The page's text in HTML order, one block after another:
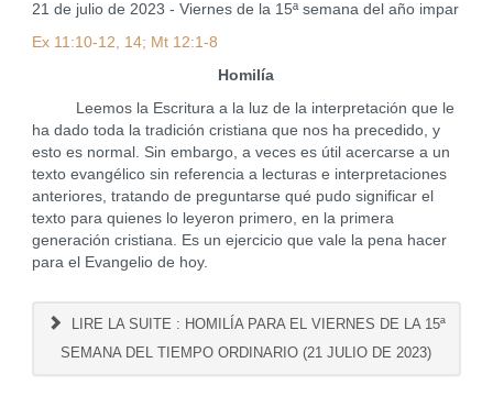
21 de julio de 2023 - Viernes de la 15ª semana del año impar
Ex 11:10-12, 14; Mt 12:1-8
Homilía
Leemos la Escritura a la luz de la interpretación que le
ha dado toda la tradición cristiana que nos ha precedido, y
esto es normal. Sin embargo, a veces es útil acercarse a un
texto evangélico sin referencia a lecturas e interpretaciones
anteriores, tratando de preguntarse qué pudo significar el
texto para quienes lo leyeron primero, en la primera
generación cristiana. Es un ejercicio que vale la pena hacer
para el Evangelio de hoy.
LIRE LA SUITE : HOMILÍA PARA EL VIERNES DE LA 15ª
SEMANA DEL TIEMPO ORDINARIO (21 JULIO DE 2023)